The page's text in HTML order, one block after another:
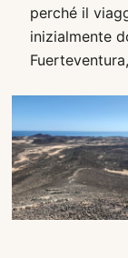
perché il
inizialmente